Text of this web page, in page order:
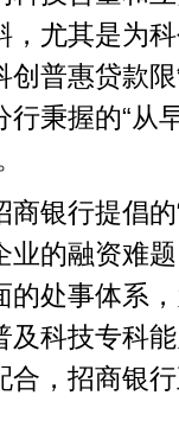
，尤其是为
普惠贷款
秉握的“从
行提倡的
业的融资难
的处事体系
及科技专科
合，招商银